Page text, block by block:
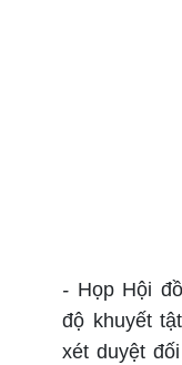
- Họp Hội
độ khuyết
xét duyệt